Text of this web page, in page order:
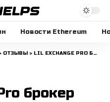
Новости Ethereum
ОТЗЫВЫ > LIL EXCHANGE PRO БРОКЕР МОШЕННИК — РАЗБОР ПЛАТФОРМЫ И ТРЕВОЖНЫЕ СИГНАЛЫ
брокер